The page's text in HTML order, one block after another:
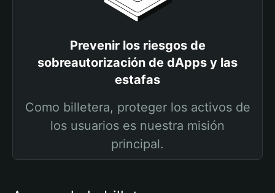
Prevenir los riesgos de
sobreautorización de dApps y las
estafas
Como billetera, proteger los activos de
los usuarios es nuestra misión
principal.